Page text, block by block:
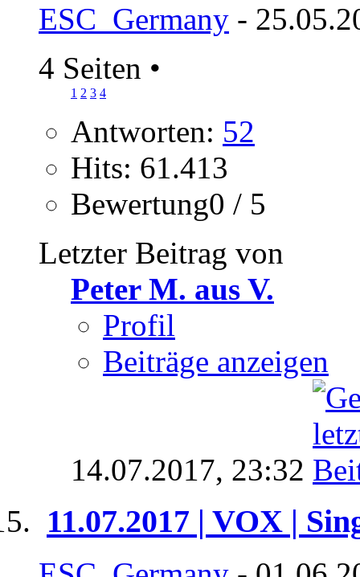
ESC_Germany -
4 Seiten •
1 2 3 4
Antworten: 52
Hits: 61.413
Bewertung0 / 5
Letzter Beitrag von
Peter M. aus V.
Profil
Beiträge anzeigen
14.07.2017, 23:32
11.07.2017 | VOX |